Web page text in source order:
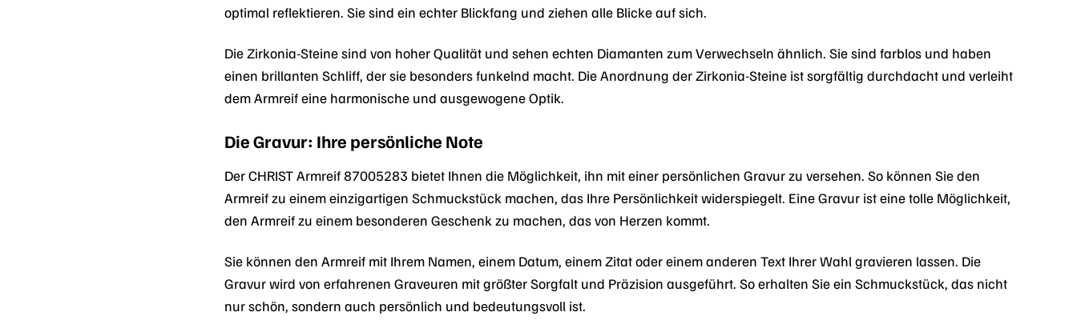
optimal reflektieren. Sie sind ein echter Blickfang und ziehen alle Blicke auf sich.
Die Zirkonia-Steine sind von hoher Qualität und sehen echten Diamanten zum Verwechseln ähnlich. Sie sind farblos und haben
einen brillanten Schliff, der sie besonders funkelnd macht. Die Anordnung der Zirkonia-Steine ist sorgfältig durchdacht und verleiht
dem Armreif eine harmonische und ausgewogene Optik.
Die Gravur: Ihre persönliche Note
Der CHRIST Armreif 87005283 bietet Ihnen die Möglichkeit, ihn mit einer persönlichen Gravur zu versehen. So können Sie den
Armreif zu einem einzigartigen Schmuckstück machen, das Ihre Persönlichkeit widerspiegelt. Eine Gravur ist eine tolle Möglichkeit,
den Armreif zu einem besonderen Geschenk zu machen, das von Herzen kommt.
Sie können den Armreif mit Ihrem Namen, einem Datum, einem Zitat oder einem anderen Text Ihrer Wahl gravieren lassen. Die
Gravur wird von erfahrenen Graveuren mit größter Sorgfalt und Präzision ausgeführt. So erhalten Sie ein Schmuckstück, das nicht
nur schön, sondern auch persönlich und bedeutungsvoll ist.